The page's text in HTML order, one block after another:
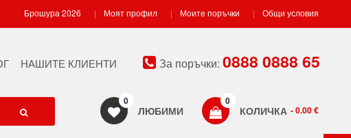
Брошура 2026 Моят профил Моите поръчки Общи условия
НАШИТЕ КЛИЕНТИ За поръчки: 0888 0888 65
КОЛИЧКА
0
- 0.00 €
ЛЮБИМИ
0